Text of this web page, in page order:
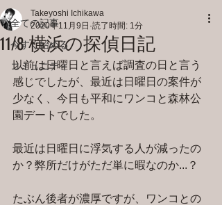
全ての記事
今すぐ始める
コミュニティ
11/8 横浜の探偵日記
Takeyoshi Ichikawa
2020年11月9日 読了時間: 1分
以前は日曜日と言えば調査の日と言う
感じでしたが、最近は日曜日の案件が
少なく、今日も平和にワンコと森林公
園デートでした。
最近は日曜日に浮気する人が減ったの
か？弊所だけがただ単に暇なのか...？
たぶん後者が濃厚ですが、ワンコとの